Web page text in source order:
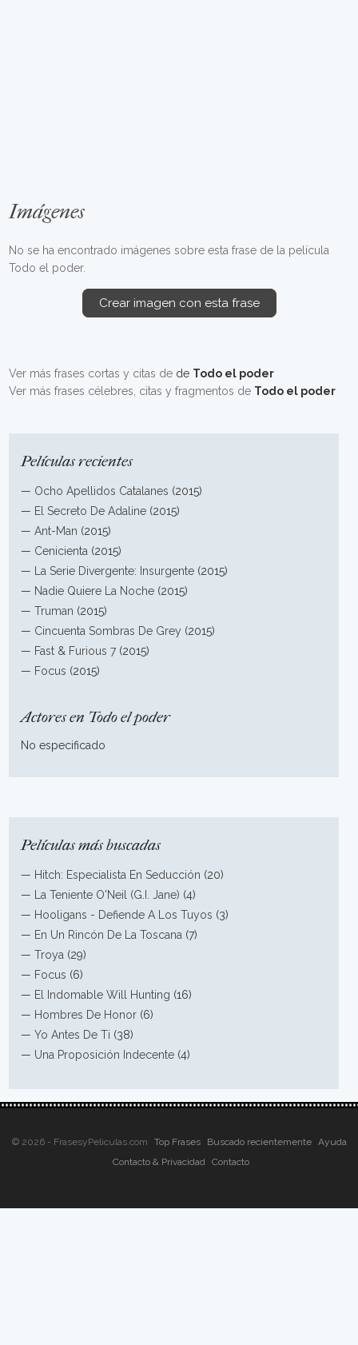
Imágenes
No se ha encontrado imágenes sobre esta frase de la película
Todo el poder.
Crear imagen con esta frase
Ver más frases cortas y citas de de Todo el poder
Ver más frases célebres, citas y fragmentos de Todo el poder
Películas recientes
— Ocho Apellidos Catalanes (2015)
— El Secreto De Adaline (2015)
—Ant-Man (2015)
— Cenicienta (2015)
—
La Serie Divergente: Insurgente (2015)
— Nadie Quiere La Noche (2015)
—Truman (2015)
— Cincuenta Sombras De Grey (2015)
— Fast & Furious 7 (2015)
— Focus (2015)
Actores en Todo el poder
No especificado
Películas más buscadas
— Hitch: Especialista En Seducción (20)
—
La Teniente O'Neil (G.I. Jane) (4)
— Hooligans - Defiende A Los Tuyos (3)
— En Un Rincón De La Toscana (7)
—Troya (29)
— Focus (6)
— El Indomable Will Hunting (16)
— Hombres De Honor (6)
—Yo Antes De Ti (38)
— Una Proposición Indecente (4)
© 2026 - FrasesyPeliculas.com Top Frases Buscado recientemente
Ayuda
Contacto & Privacidad
Contacto